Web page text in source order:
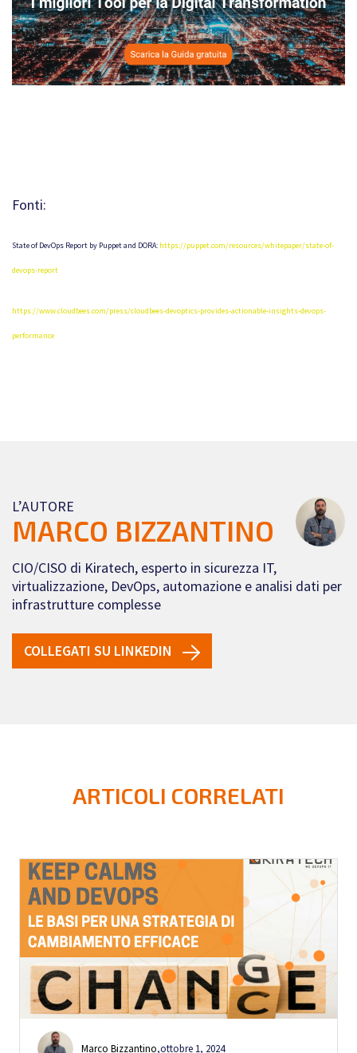
Fonti:
State of DevOps Report by Puppet and DORA: https://puppet.com/resources/whitepaper/state-of-
devops-report
https://www.cloudbees.com/press/cloudbees-devoptics-provides-actionable-insights-devops-
performance
L’AUTORE
MARCO BIZZANTINO
CIO/CISO di Kiratech, esperto in sicurezza IT,
virtualizzazione, DevOps, automazione e analisi dati per
infrastrutture complesse
COLLEGATI SU LINKEDIN
ARTICOLI CORRELATI
Marco Bizzantino,ottobre 1, 2024